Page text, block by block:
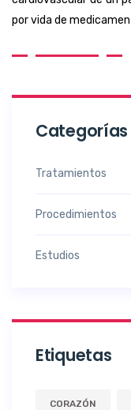
por vida de
Categorías
Tratamientos
Procedimientos
Estudios
Etiquetas
CORAZÓN